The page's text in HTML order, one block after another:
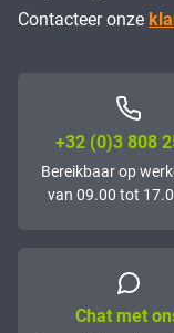
Contacteer onze
+32 (0)3 808
Bereikbaar op
van 09.00 tot
Chat met